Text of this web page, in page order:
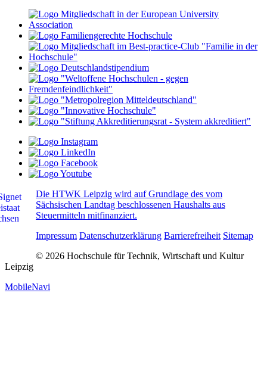
Die HTWK Leipzig wird auf Grundlage des vom
Sächsischen Landtag beschlossenen Haushalts aus
Steuermitteln mitfinanziert.
Impressum Datenschutzerklärung Barrierefreiheit Sitemap
© 2026 Hochschule für Technik, Wirtschaft und Kultur
Leipzig
MobileNavi